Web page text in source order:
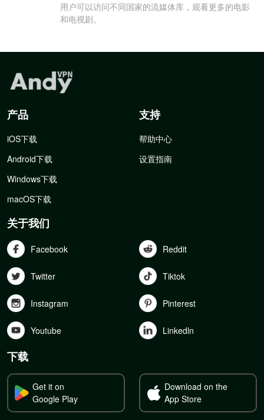
用户可以访问不同国家的流媒体库，观看更多的电影
和电视剧。
产品
iOS下载
Android下载
Windows下载
macOS下载
支持
帮助中心
设置指南
关于我们
Facebook Reddit
Twitter Tiktok
Instagram Pinterest
Youtube Linkedln
下载
Get it on
Google Play
Download on the
App Store